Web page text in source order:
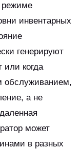
режиме
инвентарных
генерируют
или когда
обслуживанием,
а не
может
в разных